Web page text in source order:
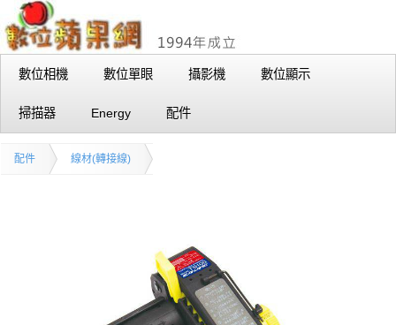
數位相機 數位單眼 攝影機 數位顯示
掃描器 Energy 配件
配件 線材(轉接線)